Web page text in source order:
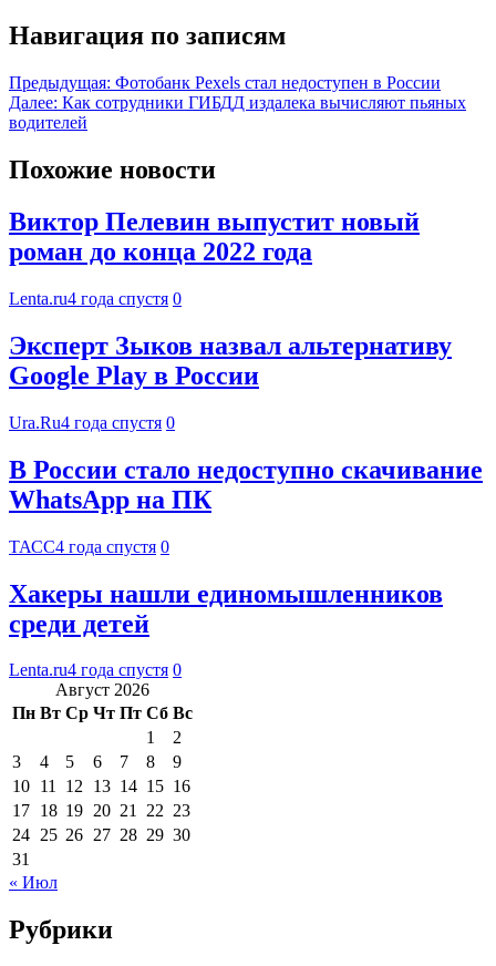
Навигация по записям
Предыдущая: Фотобанк Pexels стал недоступен в России
Далее: Как сотрудники ГИБДД издалека вычисляют пьяных
водителей
Похожие новости
Виктор Пелевин выпустит новый
роман до конца 2022 года
Lenta.ru4 года спустя 0
Эксперт Зыков назвал альтернативу
Google Play в России
Ura.Ru4 года спустя 0
В России стало недоступно скачивание
WhatsApp на ПК
ТАСС4 года спустя 0
Хакеры нашли единомышленников
среди детей
Lenta.ru4 года спустя 0
Август 2026
Пн Вт Ср Чт Пт Сб Вс
1
2
3
4 5 6 7 8
9
10 11 12 13 14 15 16
17 18 19 20 21 22 23
24 25 26 27 28 29 30
31
« Июл
Рубрики